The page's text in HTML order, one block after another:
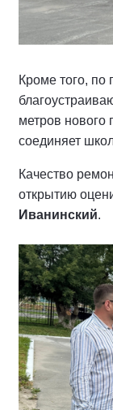
Кроме того, по
метров нового
соединяет
Качество
открытию
Иванинский.